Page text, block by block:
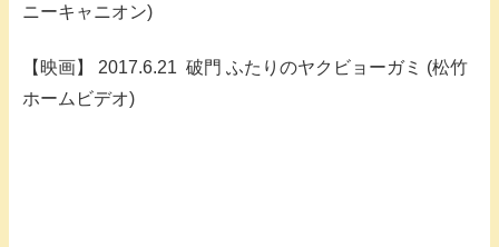
ニーキャニオン)
【映画】 2017.6.21 破門 ふたりのヤクビョーガミ (松竹
ホームビデオ)